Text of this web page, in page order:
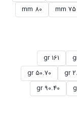
75 mm
80 mm
161 gr
50.70 gr
90.40 gr